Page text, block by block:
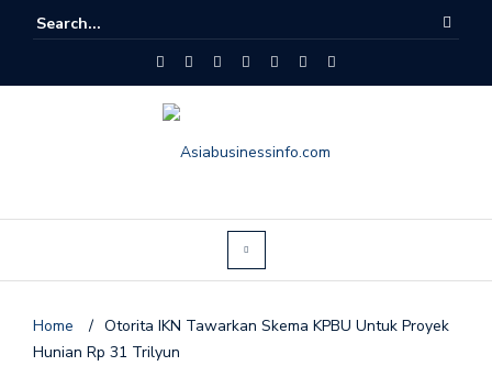
Home / Otorita IKN Tawarkan Skema KPBU Untuk Proyek
Hunian Rp 31 Trilyun